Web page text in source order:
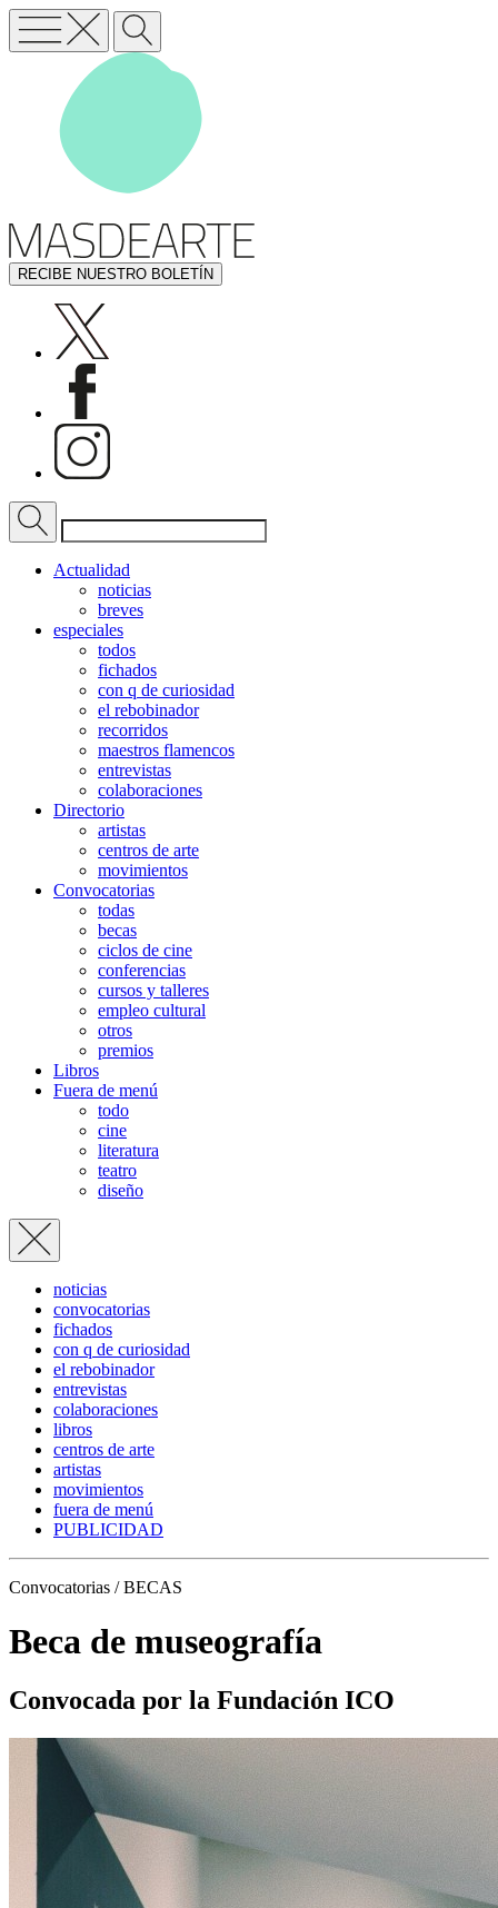
RECIBE NUESTRO BOLETÍN
Actualidad
noticias
breves
especiales
todos
fichados
con q de curiosidad
el rebobinador
recorridos
maestros flamencos
entrevistas
colaboraciones
Directorio
artistas
centros de arte
movimientos
Convocatorias
todas
becas
ciclos de cine
conferencias
cursos y talleres
empleo cultural
otros
premios
Libros
Fuera de menú
todo
cine
literatura
teatro
diseño
noticias
convocatorias
fichados
con q de curiosidad
el rebobinador
entrevistas
colaboraciones
libros
centros de arte
artistas
movimientos
fuera de menú
PUBLICIDAD
Convocatorias / BECAS
Beca de museografía
Convocada por la Fundación ICO